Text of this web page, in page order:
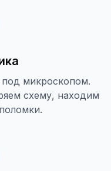
под микроскопом.
схему, находим